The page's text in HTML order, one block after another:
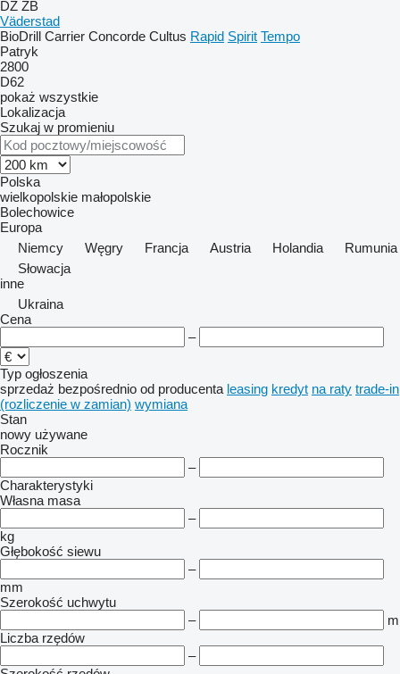
DZ ZB
Väderstad
BioDrill Carrier Concorde Cultus Rapid Spirit Tempo
Patryk
2800
D62
pokaż wszystkie
Lokalizacja
Szukaj w promieniu
Polska
wielkopolskie małopolskie
Bolechowice
Europa
Niemcy
Węgry Francja Austria Holandia
Rumunia
Słowacja
inne
Ukraina
Cena
–
Typ ogłoszenia
sprzedaż bezpośrednio od producenta leasing kredyt na raty trade-in
(rozliczenie w zamian) wymiana
Stan
nowy używane
Rocznik
–
Charakterystyki
Własna masa
–
kg
Głębokość siewu
–
mm
Szerokość uchwytu
–
m
Liczba rzędów
–